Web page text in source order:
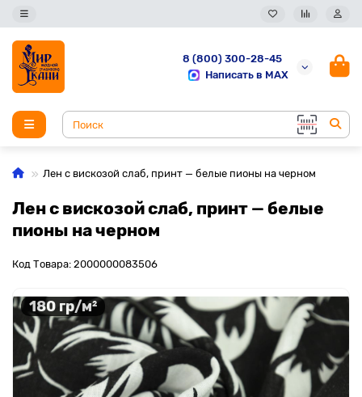
8 (800) 300-28-45
Написать в MAX
Лен с вискозой слаб, принт — белые пионы на черном
Лен с вискозой слаб, принт — белые
пионы на черном
Код Товара: 2000000083506
180 гр/м²